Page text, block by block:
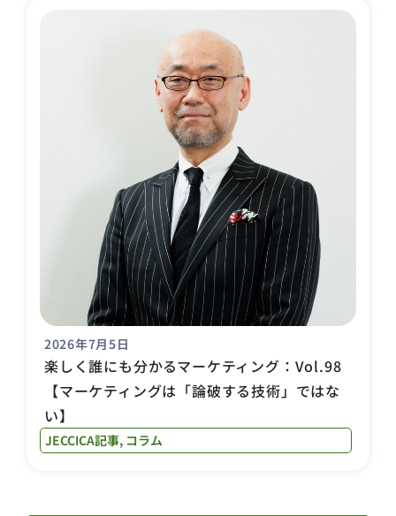
2026年7月5日
楽しく誰にも分かるマーケティング：Vol.98
【マーケティングは「論破する技術」ではな
い】
JECCICA記事, コラム